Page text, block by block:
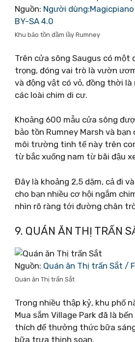
Nguồn: Người
BY-SA 4.0
Khu bảo tồn đầm lầy Rumney
Trên cửa sông Saugus có một
trọng, đóng vai trò là vườn
và động vật có vỏ, đồng thời là
các loài chim di cư.
Khoảng 600 mẫu cửa sông
bảo tồn Rumney Marsh và bạn
môi trường tinh tế này trên
từ bắc xuống nam từ bãi đậu
Đây là khoảng 2,5 dặm, cả đi
cho bạn nhiều cơ hội ngắm
nhìn rõ ràng tới đường chân
9. QUÁN ĂN THỊ TRẤN
Nguồn: Quán ăn Thị trấn Sắt /
Quán ăn Thị trấn Sắt
Trong nhiều thập kỷ, khu phố
Mua sắm Village Park đã là
thích để thưởng thức bữa
bữa trưa thịnh soạn.